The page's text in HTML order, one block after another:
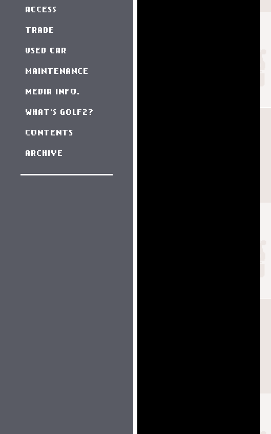
ACCESS
TRADE
USED CAR
MAINTENANCE
MEDIA INFO.
WHAT'S GOLF2?
CONTENTS
ARCHIVE